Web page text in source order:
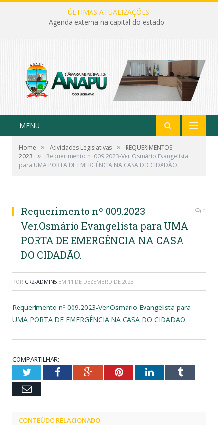
ÚLTIMAS ATUALIZAÇÕES:
Agenda externa na capital do estado
MENU
Home » Atividades Legislativas »
REQUERIMENTOS
2023
»
Requerimento nº 009.2023-Ver.Osmário Evangelista
para UMA PORTA DE EMERGÊNCIA NA CASA DO CIDADÃO.
Requerimento nº 009.2023-
Ver.Osmário Evangelista para UMA
PORTA DE EMERGÊNCIA NA CASA
DO CIDADÃO.
0
POR CR2-ADMIN5 EM 11 DE DEZEMBRO DE 2023
Requerimento nº 009.2023-Ver.Osmário Evangelista para
UMA PORTA DE EMERGÊNCIA NA CASA DO CIDADÃO.
COMPARTILHAR:
TwitterFacebookGoogle+PinterestLinkedInTumblr
Email
CONTEÚDO RELACIONADO